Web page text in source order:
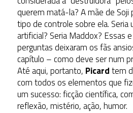
querem matá-la? A mãe de Soji
tipo de controle sobre ela. Seria
artificial? Seria Maddox? Essas
perguntas deixaram os fãs
capítulo – como deve ser num
Até aqui, portanto, Picardtem
com todos os elementos que
um sucesso: ficção científica,
reflexão, mistério, ação, humor.